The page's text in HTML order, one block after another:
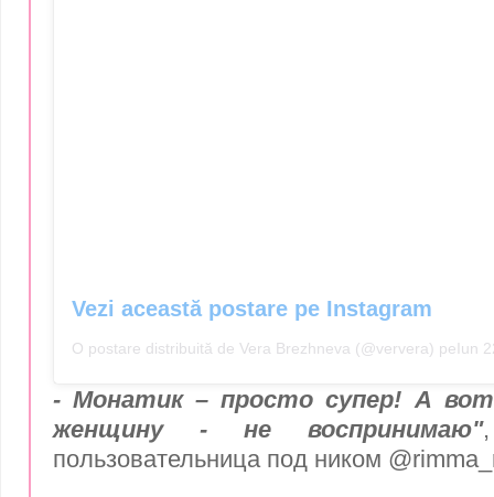
Vezi această postare pe Instagram
O postare distribuită de Vera Brezhneva (@ververa) peIun
- Монатик – просто супер! А вот
женщину - не воспринимаю"
пользовательница под ником